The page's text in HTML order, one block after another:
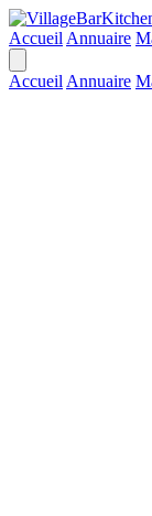
Accueil Annuaire
Accueil Annuaire